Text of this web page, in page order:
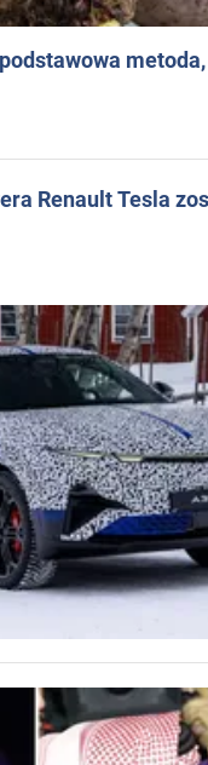
Renault Tesla